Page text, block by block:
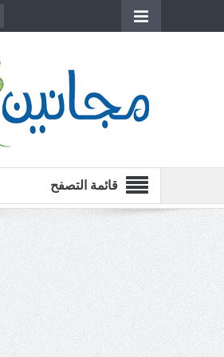
قائمة التصفح